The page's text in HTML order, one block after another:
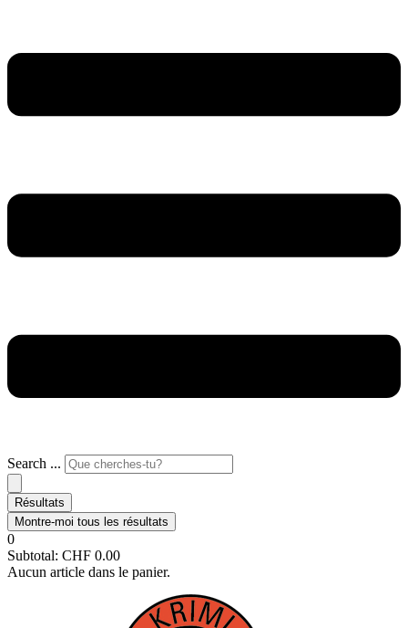
Search ...
Résultats
Montre-moi tous les résultats
0
Subtotal: CHF 0.00
Aucun article dans le panier.